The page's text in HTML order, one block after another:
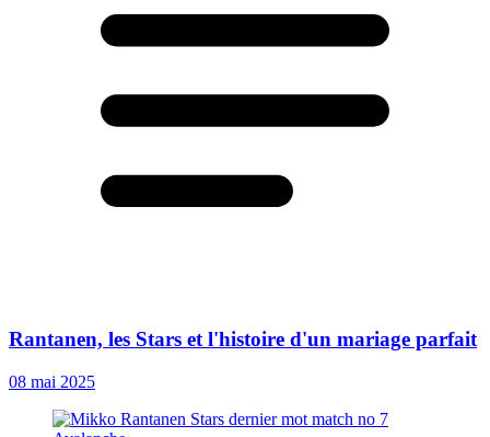
Rantanen, les Stars et l'histoire d'un mariage parfait
08 mai 2025